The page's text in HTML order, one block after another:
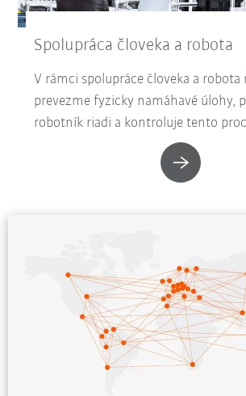
Spolupráca človeka a robota
V rámci spolupráce človeka a robota
prevezme fyzicky namáhavé úlohy,
robotník riadi a kontroluje tento